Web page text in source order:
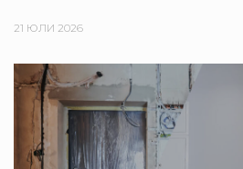
процедури,...
21 ЮЛИ 2026